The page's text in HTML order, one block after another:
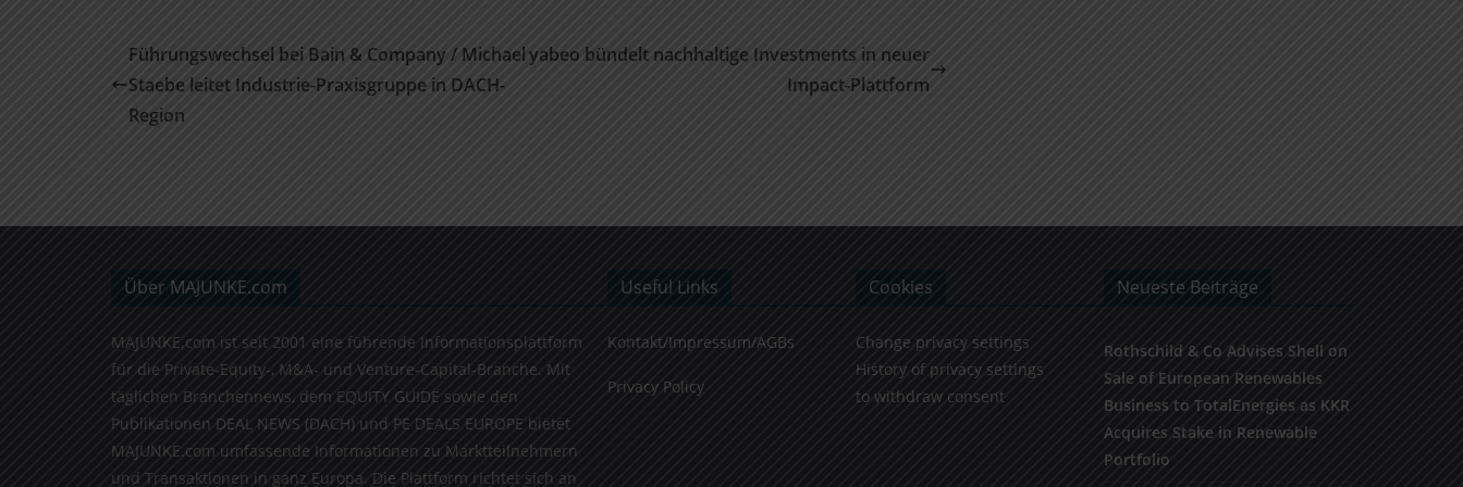
Führungswechsel bei Bain & Company / Michael
Staebe leitet Industrie-Praxisgruppe in DACH-
Region
yabeo bündelt nachhaltige Investments in neuer
Impact-Plattform
Über MAJUNKE.com
MAJUNKE.com ist seit 2001 eine führende Informationsplattform
für die Private-Equity-, M&A- und Venture-Capital-Branche. Mit
täglichen Branchennews, dem EQUITY GUIDE sowie den
Publikationen DEAL NEWS (DACH) und PE DEALS EUROPE bietet
MAJUNKE.com umfassende Informationen zu Marktteilnehmern
und Transaktionen in ganz Europa. Die Plattform richtet sich an
Useful Links
Kontakt/Impressum/AGBs
Privacy Policy
Cookies
Change privacy settings
History of privacy settings
to withdraw consent
Neueste Beiträge
Rothschild & Co Advises Shell on
Sale of European Renewables
Business to TotalEnergies as KKR
Acquires Stake in Renewable
Portfolio